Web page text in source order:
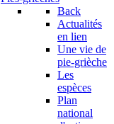
Back
Actualités
en lien
Une vie de
pie-grièche
Les
espèces
Plan
national